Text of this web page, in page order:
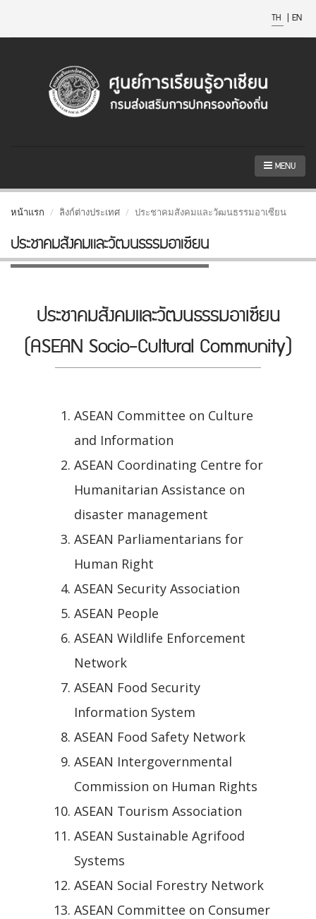
TH | EN
MENU
หน้าแรก ลิงก์ต่างประเทศ ประชาคมสังคมและวัฒนธรรมอาเซียน
ประชาคมสังคมและวัฒนธรรมอาเซียน
ประชาคมสังคมและวัฒนธรรมอาเซียน
(ASEAN Socio-Cultural Community)
ASEAN Committee on Culture
and Information
ASEAN Coordinating Centre for
Humanitarian Assistance on
disaster management
ASEAN Parliamentarians for
Human Right
ASEAN Security Association
ASEAN People
ASEAN Wildlife Enforcement
Network
ASEAN Food Security
Information System
ASEAN Food Safety Network
ASEAN Intergovernmental
Commission on Human Rights
ASEAN Tourism Association
ASEAN Sustainable Agrifood
Systems
ASEAN Social Forestry Network
ASEAN Committee on Consumer